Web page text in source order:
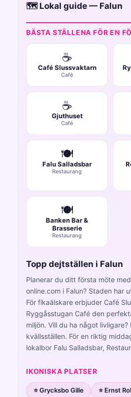
🗺️ Lokal guide — Falun
BÄSTA STÄLLENA FÖR EN
☕
Café Slussvaktarn
Café
☕
Gjuthuset
Café
🍽️
Falu Salladsbar
Restaurang
🍽️
Banken Bar &
Brasserie
Restaurang
Topp dejtställen i Falun
Planerar du ditt första möte
online.com i Falun? Staden har
För fikaälskare erbjuder Café
Ryggåsstugan Café den
miljön. Vill du ha något livligare?
kvällsställen. För en riktig
lokalbor Falu Salladsbar,
IKONISKA PLATSER
⭐ Grycksbo Gille ⭐ Ernst